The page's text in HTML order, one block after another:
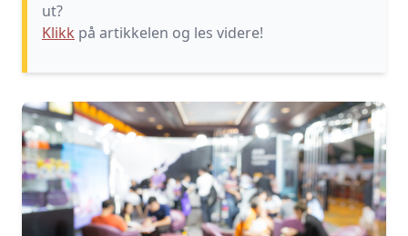
ut?
Klikk på artikkelen og les videre!